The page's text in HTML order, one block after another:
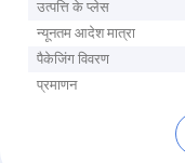
उत्पत्ति के प्लेस
न्यूनतम आदेश मात्रा
पैकेजिंग विवरण
प्रमाणन